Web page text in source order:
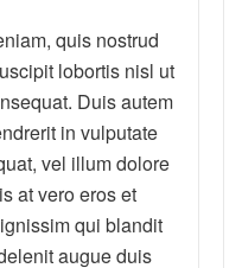
quis nostrud
lobortis nisl ut
Duis autem
in vulputate
vel illum dolore
at vero eros et
qui blandit
augue duis